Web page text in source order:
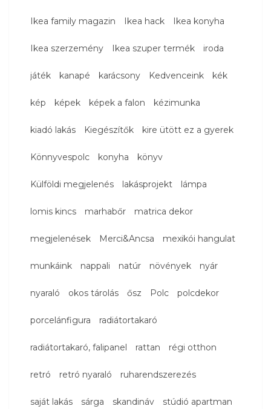
Ikea family magazin Ikea hack Ikea konyha
Ikea szerzemény Ikea szuper termék iroda
játék kanapé karácsony Kedvenceink kék
kép képek képek a falon kézimunka
kiadó lakás Kiegészítők kire ütött ez a gyerek
Könnyvespolc konyha könyv
Külföldi megjelenés lakásprojekt lámpa
lomis kincs marhabőr matrica dekor
megjelenések Merci&Ancsa mexikói hangulat
munkáink nappali natúr növények nyár
nyaraló okos tárolás ősz Polc polcdekor
porcelánfigura radiátortakaró
radiátortakaró, falipanel rattan régi otthon
retró retró nyaraló ruharendszerezés
saját lakás sárga skandináv stúdió apartman